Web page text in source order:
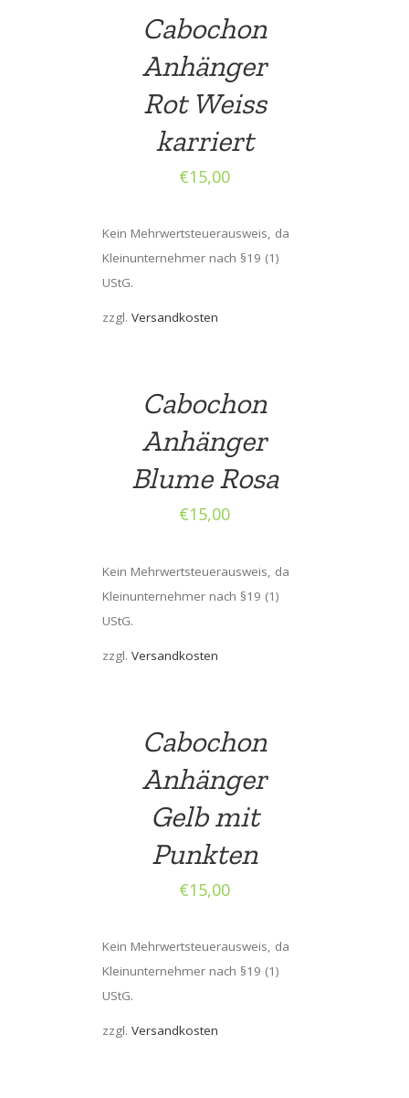
Cabochon
Anhänger
Rot Weiss
karriert
€15,00
Kein Mehrwertsteuerausweis, da
Kleinunternehmer nach §19 (1)
UStG.
zzgl. Versandkosten
Cabochon
Anhänger
Blume Rosa
€15,00
Kein Mehrwertsteuerausweis, da
Kleinunternehmer nach §19 (1)
UStG.
zzgl. Versandkosten
Cabochon
Anhänger
Gelb mit
Punkten
€15,00
Kein Mehrwertsteuerausweis, da
Kleinunternehmer nach §19 (1)
UStG.
zzgl. Versandkosten